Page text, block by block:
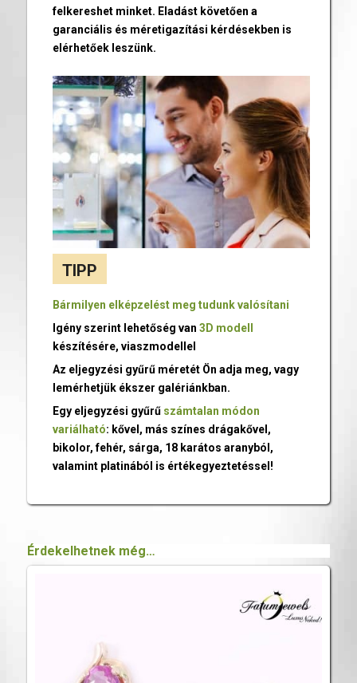
felkereshet minket. Eladást követően a
garanciális és méretigazítási kérdésekben is
elérhetőek leszünk.
TIPP
Bármilyen elképzelést meg tudunk valósítani
Igény szerint lehetőség van 3D modell
készítésére, viaszmodellel
Az eljegyzési gyűrű méretét Ön adja meg, vagy
lemérhetjük ékszer galériánkban.
Egy eljegyzési gyűrű számtalan módon
variálható: kővel, más színes drágakővel,
bikolor, fehér, sárga, 18 karátos aranyból,
valamint platinából is értékegyeztetéssel!
Érdekelhetnek még…